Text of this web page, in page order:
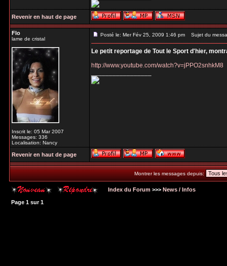
Revenir en haut de page
Flo
lame de cristal
Inscrit le: 05 Mar 2007
Messages: 336
Localisation: Nancy
Posté le: Mer Fév 25, 2009 1:46 pm Sujet du
Le petit reportage de Tout le Sport d'hier,
http://www.youtube.com/watch?v=jPPO2snhkM8
_________________
Revenir en haut de page
Montrer les messages depuis:
Index du Forum >>> News / Infos
Page 1 sur1